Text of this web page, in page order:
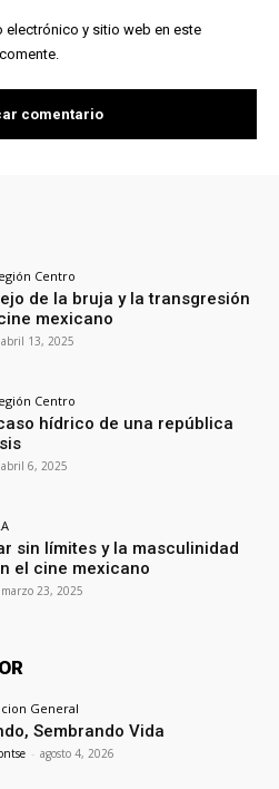
electrónico y sitio web en este
Centro
de la bruja y la transgresión
mexicano
abril 13, 2025
Centro
hídrico de una república
abril 6, 2025
sin límites y la masculinidad
el cine mexicano
marzo 23, 2025
General
Sembrando Vida
- agosto 4, 2026